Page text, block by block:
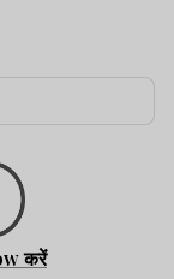
करें